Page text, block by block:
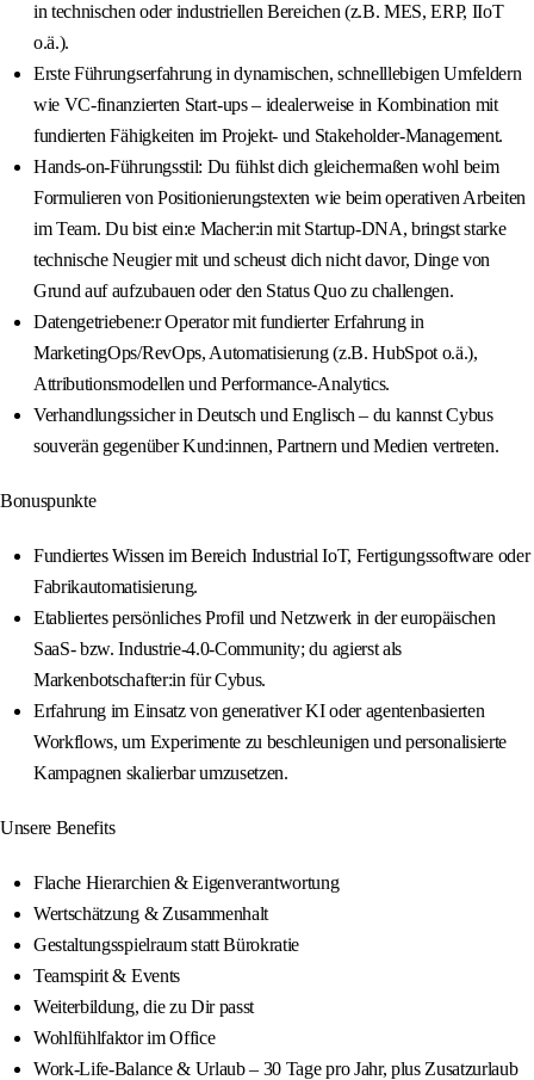
in technischen oder industriellen Bereichen (z.B. MES, ERP, IIoT
o.ä.).
Erste Führungserfahrung in dynamischen, schnelllebigen Umfeldern
wie VC-finanzierten Start-ups – idealerweise in Kombination mit
fundierten Fähigkeiten im Projekt- und Stakeholder-Management.
Hands-on-Führungsstil: Du fühlst dich gleichermaßen wohl beim
Formulieren von Positionierungstexten wie beim operativen Arbeiten
im Team. Du bist ein:e Macher:in mit Startup-DNA, bringst starke
technische Neugier mit und scheust dich nicht davor, Dinge von
Grund auf aufzubauen oder den Status Quo zu challengen.
Datengetriebene:r Operator mit fundierter Erfahrung in
MarketingOps/RevOps, Automatisierung (z.B. HubSpot o.ä.),
Attributionsmodellen und Performance-Analytics.
Verhandlungssicher in Deutsch und Englisch – du kannst Cybus
souverän gegenüber Kund:innen, Partnern und Medien vertreten.
Bonuspunkte
Fundiertes Wissen im Bereich Industrial IoT, Fertigungssoftware oder
Fabrikautomatisierung.
Etabliertes persönliches Profil und Netzwerk in der europäischen
SaaS- bzw. Industrie-4.0-Community; du agierst als
Markenbotschafter:in für Cybus.
Erfahrung im Einsatz von generativer KI oder agentenbasierten
Workflows, um Experimente zu beschleunigen und personalisierte
Kampagnen skalierbar umzusetzen.
Unsere Benefits
Flache Hierarchien & Eigenverantwortung
Wertschätzung & Zusammenhalt
Gestaltungsspielraum statt Bürokratie
Teamspirit & Events
Weiterbildung, die zu Dir passt
Wohlfühlfaktor im Office
Work-Life-Balance & Urlaub – 30 Tage pro Jahr, plus Zusatzurlaub